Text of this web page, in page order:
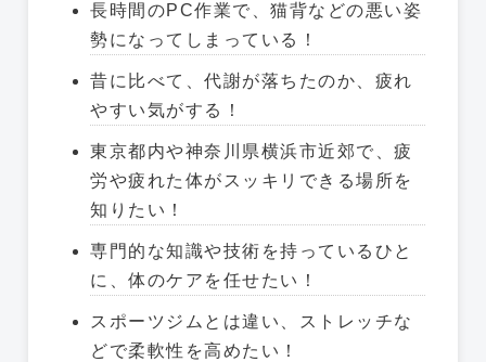
長時間のPC作業で、猫背などの悪い姿
勢になってしまっている！
昔に比べて、代謝が落ちたのか、疲れ
やすい気がする！
東京都内や神奈川県横浜市近郊で、疲
労や疲れた体がスッキリできる場所を
知りたい！
専門的な知識や技術を持っているひと
に、体のケアを任せたい！
スポーツジムとは違い、ストレッチな
どで柔軟性を高めたい！